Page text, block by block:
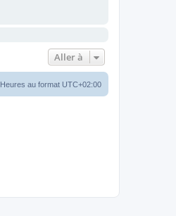
Aller à
Heures au format UTC+02:00